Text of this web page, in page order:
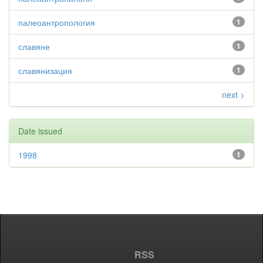
1
палеоантропология
1
славяне
1
славянизация
next >
Date issued
1
1998
RSS